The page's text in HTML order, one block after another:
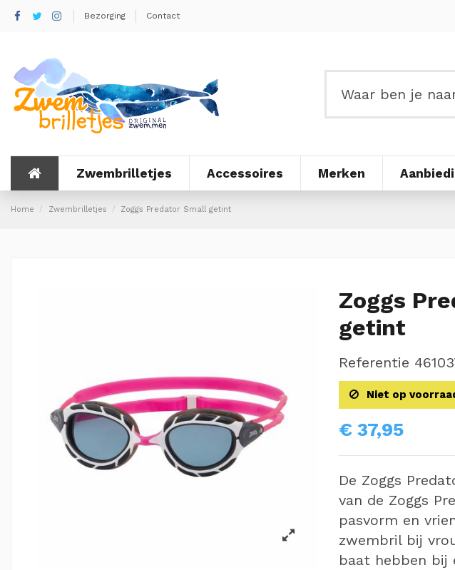
Bezorging Contact
Zwembrilletjes Accessoires Merken
Home Zwembrilletjes Zoggs Predator Small getint
Zoggs
getint
Referentie
Niet op
€ 37,95
De Zoggs
van de Zoggs
pasvorm en
zwembril bij
baat hebben bij